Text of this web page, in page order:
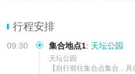
解析天坛六百年建筑典故与历史故
摸古代祭祀文化脉
行程安排
09:30 集合地点1: 天坛公园
天坛公园
【自行前往集合点集合，